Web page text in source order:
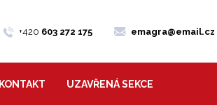
+420 603 272 175 emagra@email.cz
KONTAKT UZAVŘENÁ SEKCE